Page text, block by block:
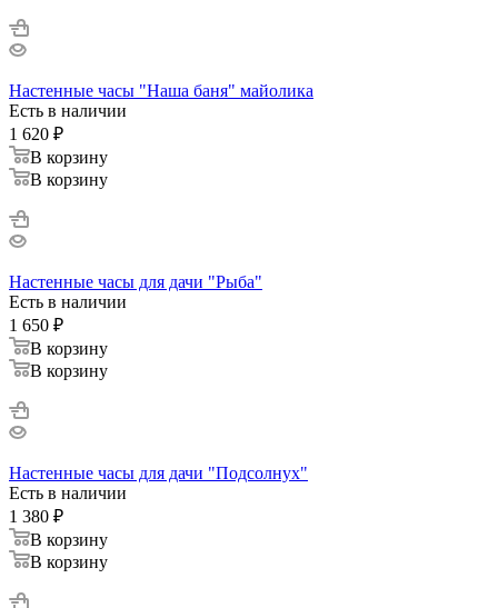
Настенные часы "Наша баня" майолика
Есть в наличии
1 620 ₽
В корзину
В корзину
Настенные часы для дачи "Рыба"
Есть в наличии
1 650 ₽
В корзину
В корзину
Настенные часы для дачи "Подсолнух"
Есть в наличии
1 380 ₽
В корзину
В корзину